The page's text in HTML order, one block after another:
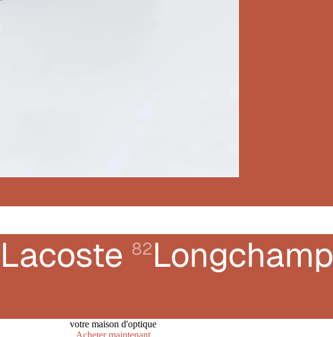
Lacoste 82Longchamp
votre maison d'optique
Acheter maintenant